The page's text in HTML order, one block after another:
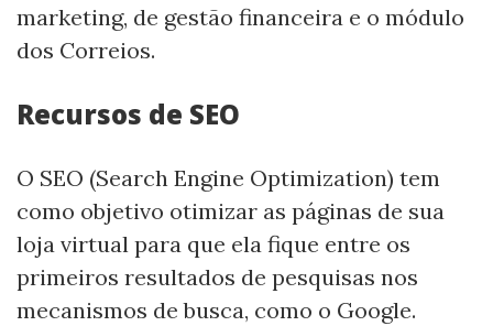
marketing, de gestão financeira e o módulo
dos Correios.
Recursos de SEO
O SEO (Search Engine Optimization) tem
como objetivo otimizar as páginas de sua
loja virtual para que ela fique entre os
primeiros resultados de pesquisas nos
mecanismos de busca, como o Google.